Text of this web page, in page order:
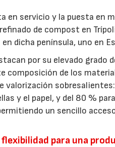
en servicio y la puesta en
de compost en
dicha península, uno en
por su elevado grado
composición de los
valorización
y el papel, y del 80 %
un sencillo
para una